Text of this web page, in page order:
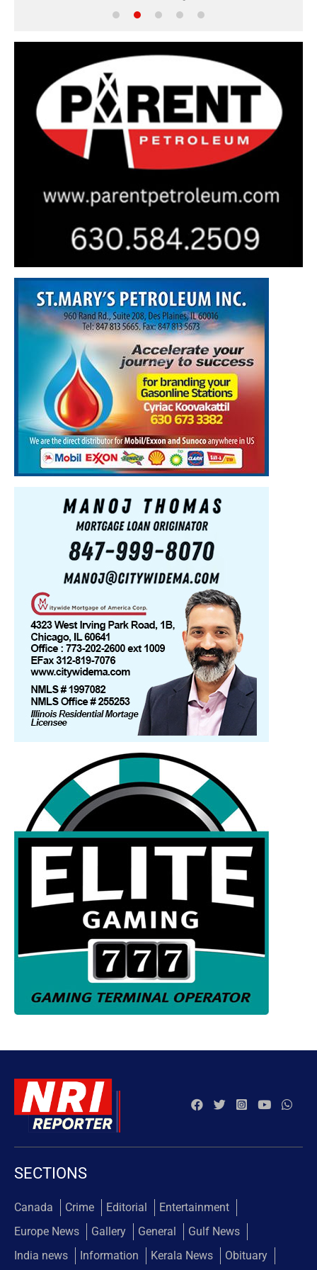
SECTIONS
Canada Crime Editorial
Entertainment
Europe News
Gallery General
Gulf News
India news
Information Kerala News Obituary